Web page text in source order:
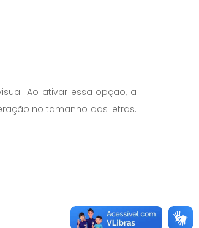
Ao ativar essa opção, a
no tamanho das letras.